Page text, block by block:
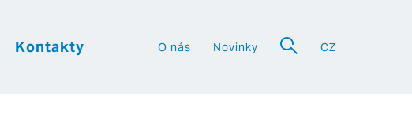
Kontakty O nás Novinky CZ